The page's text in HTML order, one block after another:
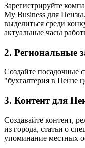
Зарегистрируйте
My Business для
выделиться среди
актуальные часы
2. Региональные
Создайте посадочные
"бухгалтерия в Пензе
3. Контент для
Создавайте контент,
из города, статьи о
упоминание местных